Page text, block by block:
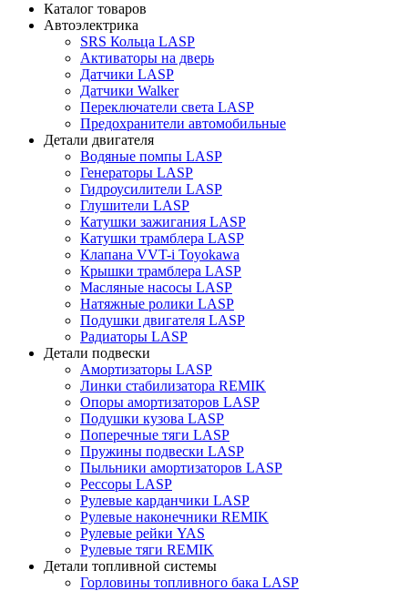
Каталог товаров
Автоэлектрика
SRS Кольца LASP
Активаторы на дверь
Датчики LASP
Датчики Walker
Переключатели света LASP
Предохранители автомобильные
Детали двигателя
Водяные помпы LASP
Генераторы LASP
Гидроусилители LASP
Глушители LASP
Катушки зажигания LASP
Катушки трамблера LASP
Клапана VVT-i Toyokawa
Крышки трамблера LASP
Масляные насосы LASP
Натяжные ролики LASP
Подушки двигателя LASP
Радиаторы LASP
Детали подвески
Амортизаторы LASP
Линки стабилизатора REMIK
Опоры амортизаторов LASP
Подушки кузова LASP
Поперечные тяги LASP
Пружины подвески LASP
Пыльники амортизаторов LASP
Рессоры LASP
Рулевые карданчики LASP
Рулевые наконечники REMIK
Рулевые рейки YAS
Рулевые тяги REMIK
Детали топливной системы
Горловины топливного бака LASP